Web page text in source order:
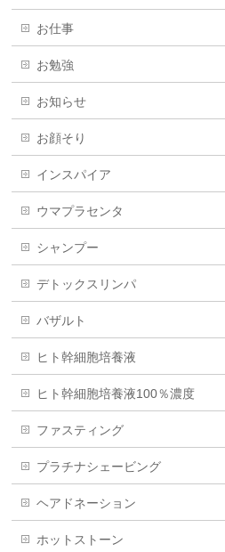
お仕事
お勉強
お知らせ
お顔そり
インスパイア
ウマプラセンタ
シャンプー
デトックスリンパ
バザルト
ヒト幹細胞培養液
ヒト幹細胞培養液100％濃度
ファスティング
プラチナシェービング
ヘアドネーション
ホットストーン